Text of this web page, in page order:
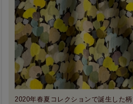
2020年春夏コレクションで誕生した